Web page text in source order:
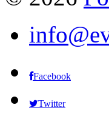
Facebook
Twitter